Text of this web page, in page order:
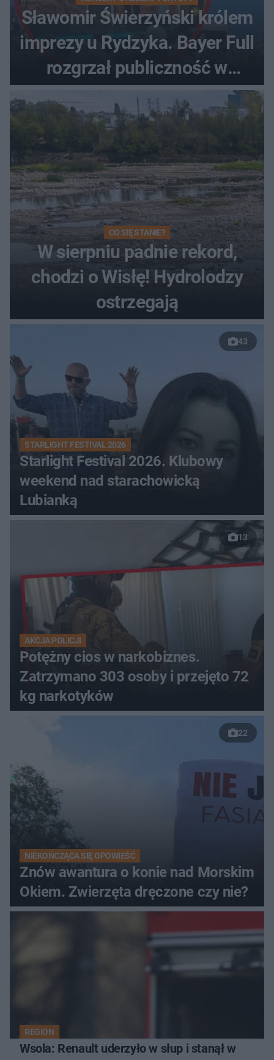
Sławomir Świerzyński królem
imprezy u Rydzyka. Bayer Full
rozgrzał publiczność w
Toruniu
CO SIĘ STANIE?
W sierpniu padnie rekord,
chodzi o Wisłę! Hydrolodzy
ostrzegają
43
STARLIGHT FESTIVAL 2026
Starlight Festival 2026. Klubowy
weekend nad starachowicką
Lubianką
13
AKCJA POLICJI
Potężny cios w narkobiznes.
Zatrzymano 303 osoby i przejęto 72
kg narkotyków
22
NIEKOŃCZĄCA SIĘ OPOWIEŚĆ
Znów awantura o konie nad Morskim
Okiem. Zwierzęta dręczone czy nie?
REGION
Wsola: Renault uderzyło w słup i stanął w